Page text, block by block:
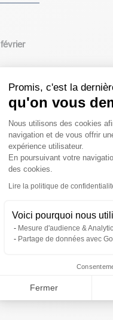
Promis, c'est la
qu'on vous
Plateforme de
Nous utilisons des cookies
navigation et de vous offrir
expérience utilisateur.
En poursuivant votre
des cookies.
Lire la politique de
Voici pourquoi nous
Mesure d'audience &
Partage de données avec
Fermer
dans le Sud-Est
en fonction de la
se compose de 2 ou 3
le permet.
le mercredi en
que de la truffe fraîche
prendre un
- uniquement pour la